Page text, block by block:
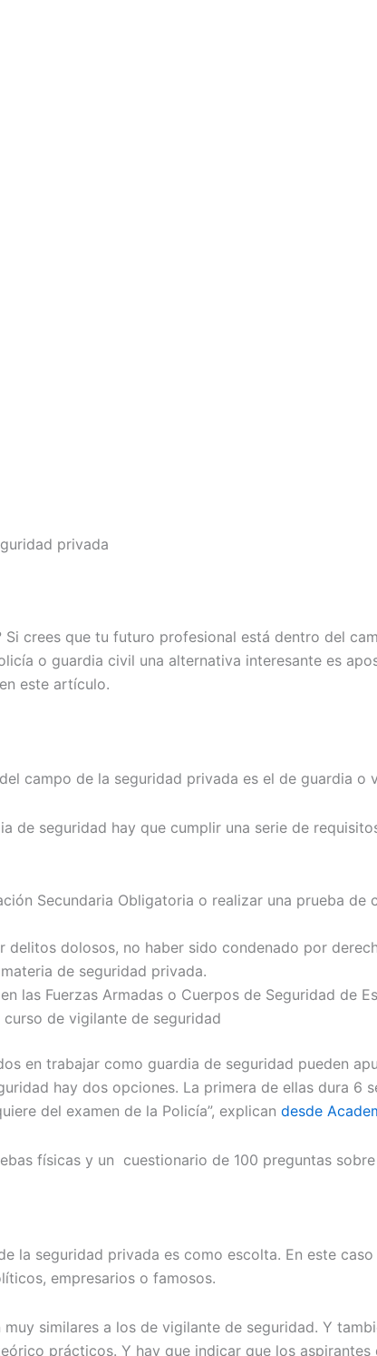
privada
Si crees que tu futuro profesional está dentro del
o guardia civil una alternativa interesante es
este artículo.
campo de la seguridad privada es el de guardia o
de seguridad hay que cumplir una serie de
Secundaria Obligatoria o realizar una prueba
delitos dolosos, no haber sido condenado por
de seguridad privada.
las Fuerzas Armadas o Cuerpos de Seguridad de
de vigilante de seguridad
en trabajar como guardia de seguridad pueden
hay dos opciones. La primera de ellas dura 6
del examen de la Policía”, explican desde
físicas y un cuestionario de 100 preguntas
la seguridad privada es como escolta. En este
empresarios o famosos.
similares a los de vigilante de seguridad. Y
prácticos. Y hay que indicar que los